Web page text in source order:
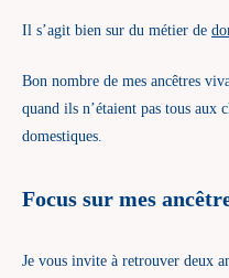
Il s’agit bien sur du métier de
Bon nombre de mes ancêtres
quand ils n’étaient pas tous aux
domestiques.
Focus sur mes
Je vous invite à retrouver deux